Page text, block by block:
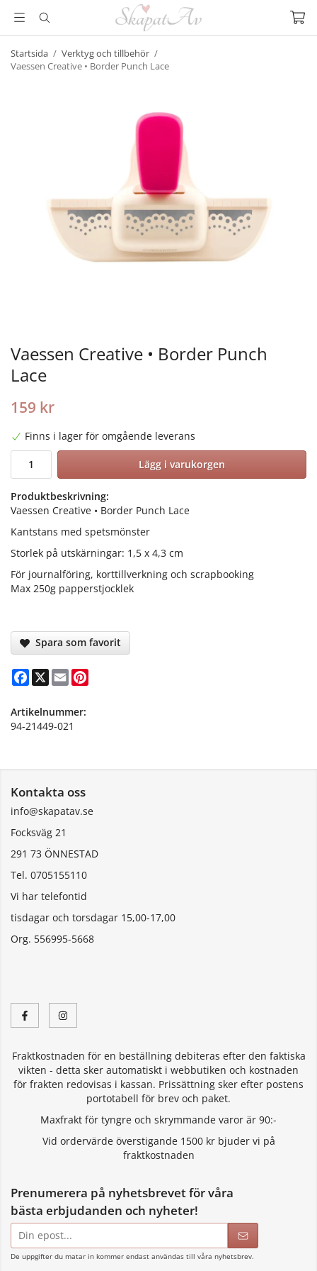
Startsida / Verktyg och tillbehör /
Vaessen Creative • Border Punch Lace
Vaessen Creative • Border Punch
Lace
159 kr
Finns i lager för omgående leverans
Lägg i varukorgen
Produktbeskrivning:
Vaessen Creative • Border Punch Lace
Kantstans med spetsmönster
Storlek på utskärningar: 1,5 x 4,3 cm
För journalföring, korttillverkning och scrapbooking
Max 250g papperstjocklek
Spara som favorit
Facebook
X Email
Artikelnummer:
94-21449-021
Kontakta oss
info@skapatav.se
Focksväg 21
291 73 ÖNNESTAD
Tel. 0705155110
Vi har telefontid
tisdagar och torsdagar 15,00-17,00
Org. 556995-5668
Fraktkostnaden för en beställning debiteras efter den faktiska
vikten - detta sker automatiskt i webbutiken och kostnaden
för frakten redovisas i kassan. Prissättning sker efter postens
portotabell för brev och paket.
Maxfrakt för tyngre och skrymmande varor är 90:-
Vid ordervärde överstigande 1500 kr bjuder vi på
fraktkostnaden
Prenumerera på nyhetsbrevet för våra
bästa erbjudanden och nyheter!
postadress
De uppgifter du matar in kommer endast användas till våra nyhetsbrev.